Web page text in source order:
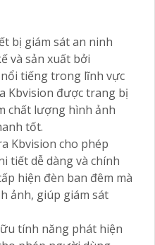
bị giám sát an ninh
và sản xuất bởi
tiếng trong lĩnh vực
Kbvision được trang bị
chất lượng hình ảnh
tốt.
Kbvision cho phép
tiết dễ dàng và chính
hiện đèn ban đêm mà
ảnh, giúp giám sát
tính năng phát hiện